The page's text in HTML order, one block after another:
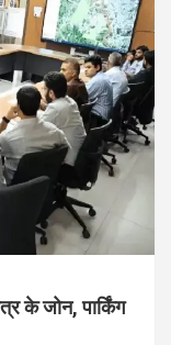
के जोन, पार्किंग